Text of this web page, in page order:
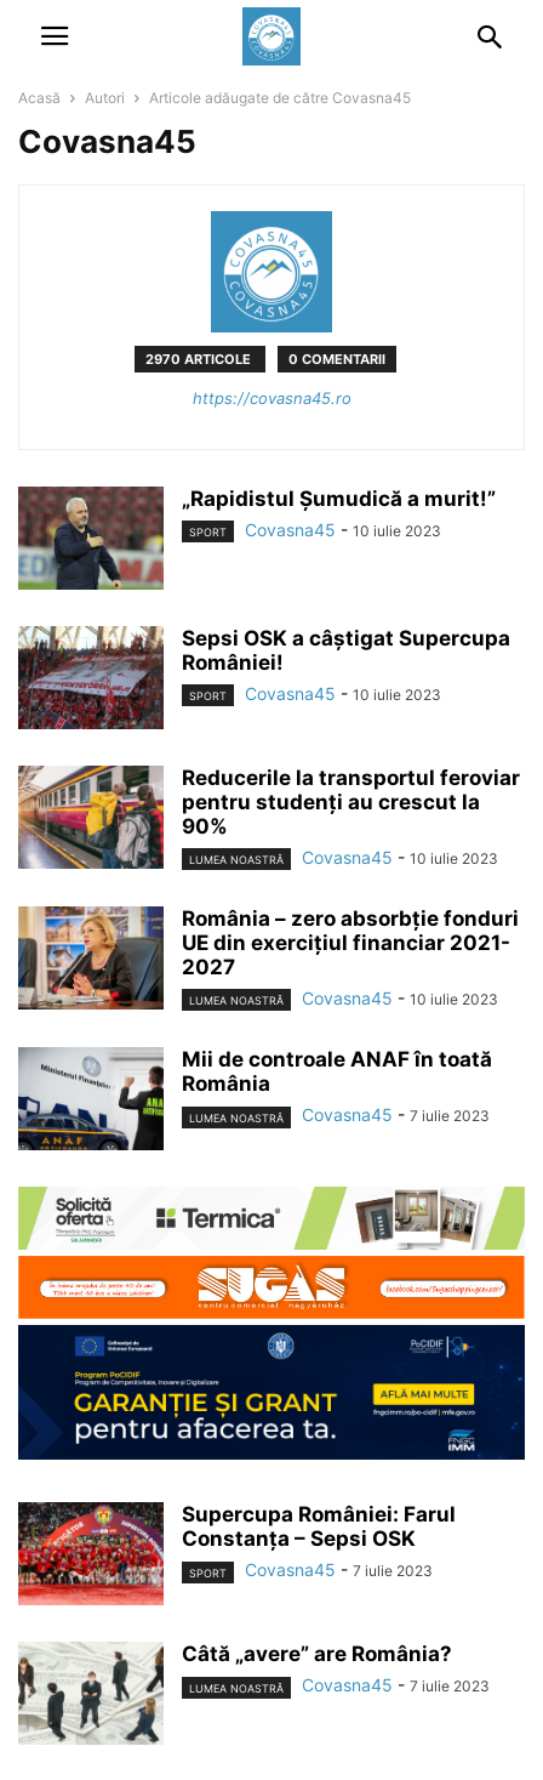
Acasă Autori Articole adăugate de către Covasna45
Covasna45
2970 ARTICOLE 0 COMENTARII
https://covasna45.ro
„Rapidistul Șumudică a murit!”
SPORT Covasna45 - 10 iulie 2023
Sepsi OSK a câștigat Supercupa
României!
SPORT Covasna45 - 10 iulie 2023
Reducerile la transportul feroviar
pentru studenți au crescut la
90%
LUMEA NOASTRĂ Covasna45 - 10 iulie 2023
România – zero absorbție fonduri
UE din exercițiul financiar 2021-
2027
LUMEA NOASTRĂ Covasna45 - 10 iulie 2023
Mii de controale ANAF în toată
România
LUMEA NOASTRĂ Covasna45 - 7 iulie 2023
Supercupa României: Farul
Constanța – Sepsi OSK
SPORT Covasna45 - 7 iulie 2023
Câtă „avere” are România?
LUMEA NOASTRĂ Covasna45 - 7 iulie 2023